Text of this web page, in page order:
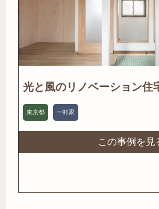
光と風のリノベーション住
東京都 一軒家
この事例を見